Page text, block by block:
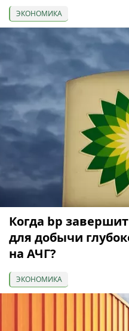
ЭКОНОМИКА
Когда bp
для добычи
на АЧГ?
ЭКОНОМИКА